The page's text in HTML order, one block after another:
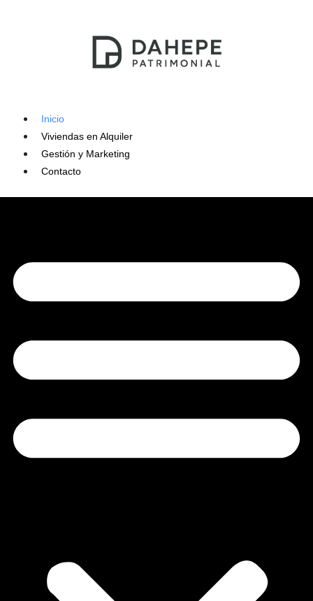
Inicio
Viviendas en Alquiler
Gestión y Marketing
Contacto